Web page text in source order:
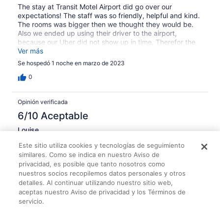
The stay at Transit Motel Airport did go over our
expectations! The staff was so friendly, helpful and kind.
The rooms was bigger then we thought they would be.
Also we ended up using their driver to the airport,
because our Uber did not show up in time. Therefor the
driver woke up in the middle of the night, without
anything pre scheduled. The motel taxi was also cheaper
then Uber. A big thank you to the staff for taking such
good care of us, and making our stay great!
Ver más
Se hospedó 1 noche en marzo de 2023
0
Opinión verificada
6/10 Aceptable
Louise
Le gustó: Limpieza y servicio y personal
No le gustó: Comodidad de las habitaciones
Traducir con Google
Gets the job done
We booked a night at the Transit Motel Airport to cool our
Este sitio utiliza cookies y tecnologías de seguimiento
similares. Como se indica en nuestro Aviso de
privacidad, es posible que tanto nosotros como
nuestros socios recopilemos datos personales y otros
detalles. Al continuar utilizando nuestro sitio web,
aceptas nuestro Aviso de privacidad y los Términos de
servicio.